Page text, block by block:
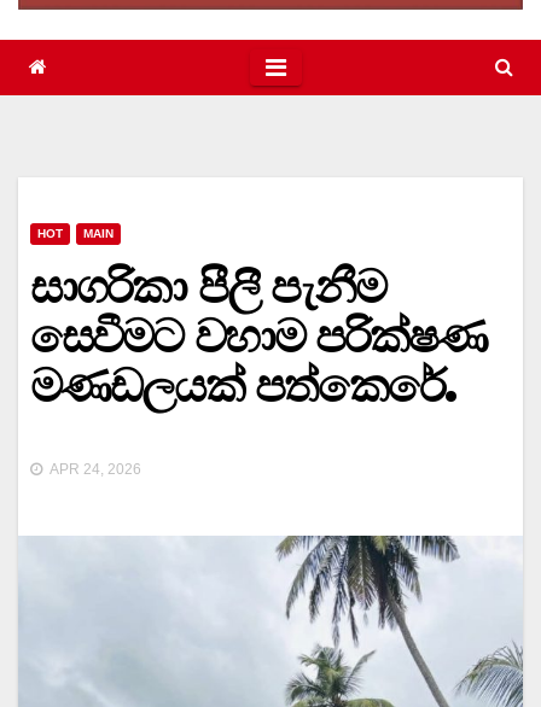
HOT MAIN
සාගරිකා පීලී පැනීම
සෙවීමට වහාම පරික්ෂණ
මණඩලයක් පත්කෙරේ.
APR 24, 2026